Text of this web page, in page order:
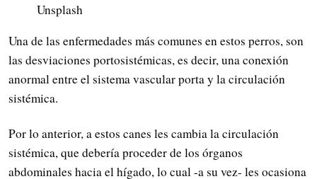
Unsplash
Una de las enfermedades más comunes en estos perros, son
las desviaciones portosistémicas, es decir, una conexión
anormal entre el sistema vascular porta y la circulación
sistémica.
Por lo anterior, a estos canes les cambia la circulación
sistémica, que debería proceder de los órganos
abdominales hacia el hígado, lo cual -a su vez- les ocasiona